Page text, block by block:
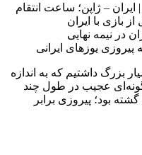
– ژاپن؛ ساعت انتقام
بازی با ایران
در نیمه نهایی
یوزهای ایرانی
بزرگ داشتیم که به اندازه
عجیب در طول چند
بود؛ پیروزی برابر